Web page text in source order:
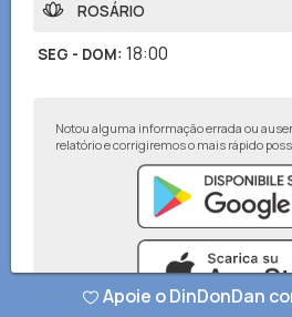
ROSÁRIO
SEG - DOM: 18:00
Notou alguma informação errada ou
relatório e corrigiremos o mais rápido
Apoie o DinDonDan